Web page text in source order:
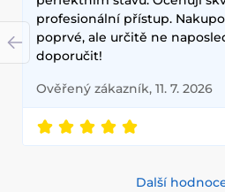
profesionální přístup.
poprvé, ale určitě ne
doporučit!
Ověřený zákazník, 11. 7. 2026
Další